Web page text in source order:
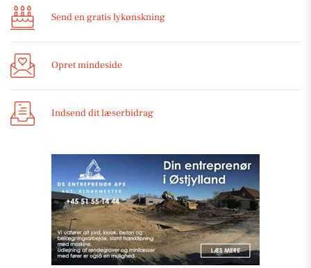
Send en gratis lykønskning
Opret mindeside
Indsend dit læserbidrag